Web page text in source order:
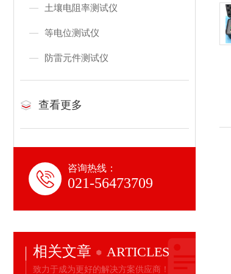
土壤电阻率测试仪
等电位测试仪
防雷元件测试仪
查看更多
咨询热线：
021-56473709
相关文章 ARTICLES
致力于成为更好的解决方案供应商！